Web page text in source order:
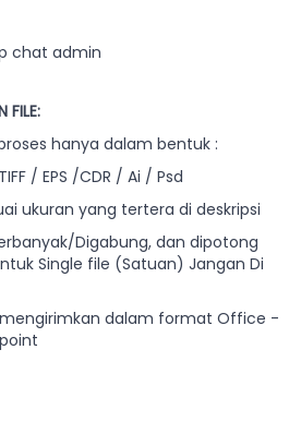
chat admin
FILE:
hanya dalam bentuk :
/ EPS /CDR / Ai / Psd
ukuran yang tertera di deskripsi
Digabung, dan dipotong
Single file (Satuan) Jangan Di
dalam format Office -